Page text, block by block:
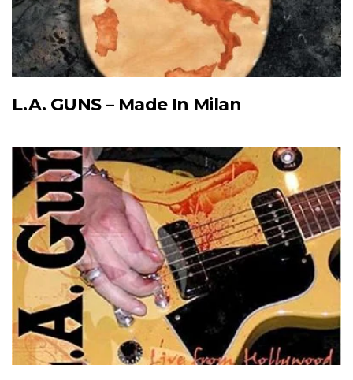
L.A. GUNS – Made In Milan